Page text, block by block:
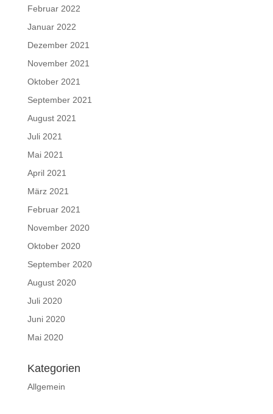
Februar 2022
Januar 2022
Dezember 2021
November 2021
Oktober 2021
September 2021
August 2021
Juli 2021
Mai 2021
April 2021
März 2021
Februar 2021
November 2020
Oktober 2020
September 2020
August 2020
Juli 2020
Juni 2020
Mai 2020
Kategorien
Allgemein